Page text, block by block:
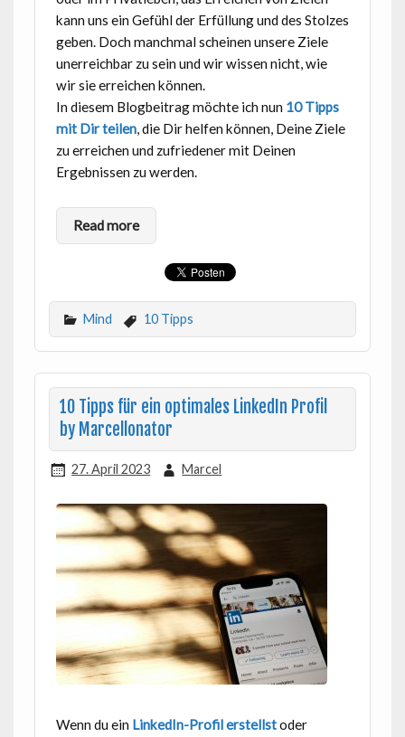
kann uns ein Gefühl der Erfüllung und des Stolzes
geben. Doch manchmal scheinen unsere Ziele
unerreichbar zu sein und wir wissen nicht, wie
wir sie erreichen können.
In diesem Blogbeitrag möchte ich nun 10 Tipps
mit Dir teilen, die Dir helfen können, Deine Ziele
zu erreichen und zufriedener mit Deinen
Ergebnissen zu werden.
Read more
Mind 10 Tipps
10 Tipps für ein optimales LinkedIn Profil
by Marcellonator
27. April 2023 Marcel
Wenn du ein LinkedIn-Profil erstellstoder